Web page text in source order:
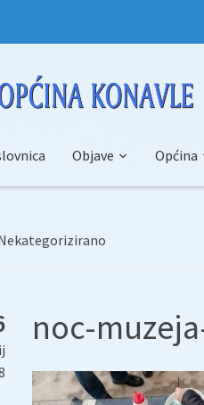
Objave Općina
noc-